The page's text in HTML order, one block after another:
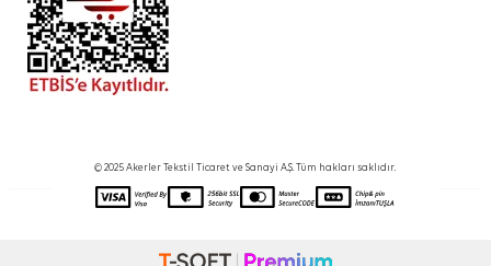
© 2025 Akerler Tekstil Ticaret ve Sanayi A.Ş. Tüm hakları saklıdır.